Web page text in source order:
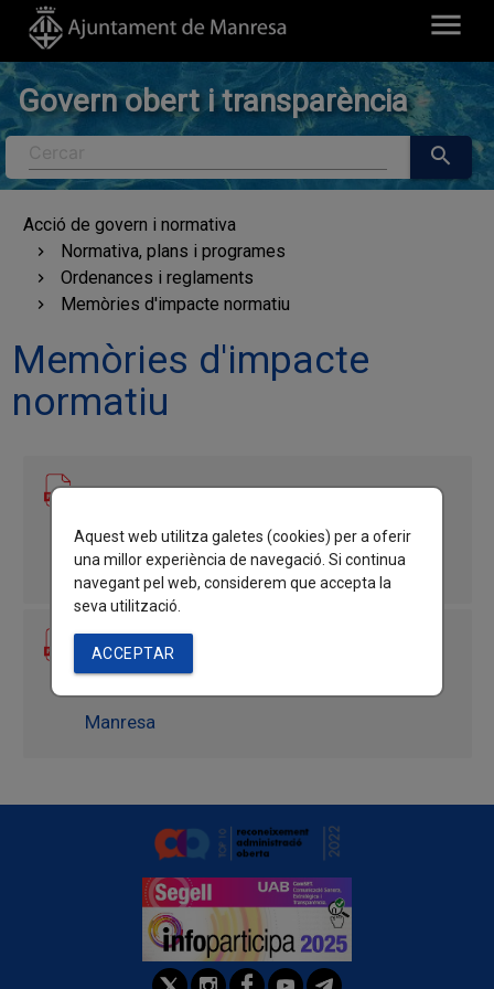
Aquest web utilitza galetes (cookies) per a oferir
una millor experiència de navegació. Si continua
navegant pel web, considerem que accepta la
seva utilització.
ACCEPTAR
menu
Govern obert i transparència
Cercar
search
Acció de govern i normativa
Normativa, plans i programes
Ordenances i reglaments
Memòries d'impacte normatiu
Memòries d'impacte
normatiu
25-07-05 Memòria impacte normatiu -
Ordenança reguladora de la venda no
sedentària
25-09-24 Projecte Tècnic i Memòria
Manresa